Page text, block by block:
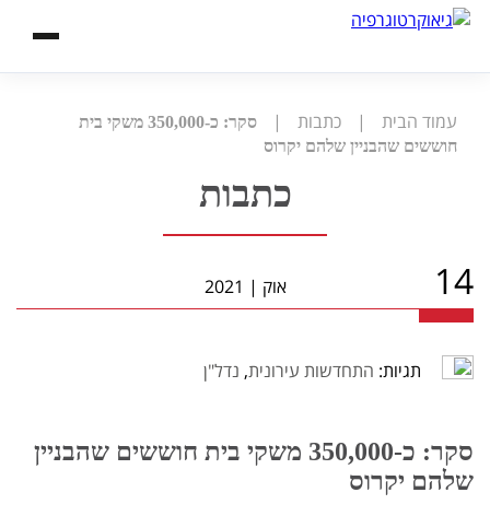
עמוד הבית | כתבות |
סקר: כ-350,000 משקי בית
חוששים שהבניין שלהם יקרוס
כתבות
14 אוק |
2021
תגיות: התחדשות עירונית, נדל"ן
סקר: כ-350,000 משקי בית חוששים שהבניין
שלהם יקרוס